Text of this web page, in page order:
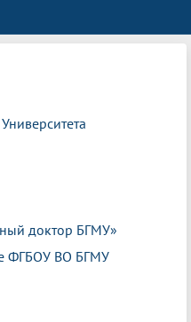
доктор БГМУ»
ФГБОУ ВО БГМУ